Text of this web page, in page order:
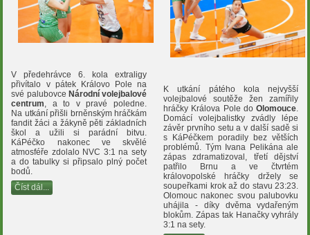
V předehrávce 6. kola extraligy
přivítalo v pátek Královo Pole na
své palubovce Národní volejbalové
centrum, a to v pravé poledne.
Na utkání přišli brněnským hráčkám
fandit žáci a žákyně pěti základních
škol a užili si parádní bitvu.
KáPéčko nakonec ve skvělé
atmosféře zdolalo NVC 3:1 na sety
a do tabulky si připsalo plný počet
bodů.
Číst dál...
K utkání pátého kola nejvyšší
volejbalové soutěže žen zamířily
hráčky Králova Pole doOlomouce.
Domácí volejbalistky zvádly lépe
závěr prvního setu a v další sadě si
s KáPéčkem poradily bez větších
problémů. Tým Ivana Pelikána ale
zápas zdramatizoval, třetí dějství
patřilo Brnu a ve čtvrtém
královopolské hráčky držely se
soupeřkami krok až do stavu 23:23.
Olomouc nakonec svou palubovku
uhájila - díky dvěma vydařeným
blokům. Zápas tak Hanačky vyhrály
3:1 na sety.